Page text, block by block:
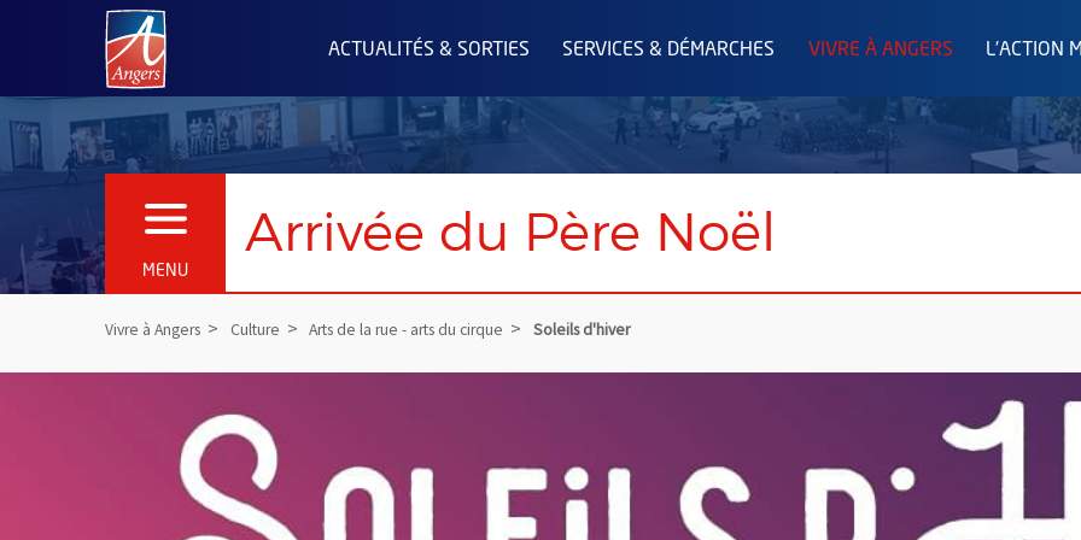
Angers.fr : Retour à l'accueil
ACTUALITÉS & SORTIES SERVICES & DÉMARCHES VIVRE À ANGERS L'ACTION
MENU
OUVRIR LE MENU Arrivée du Père Noël
Vivre à Angers Culture Arts de la rue - arts du cirque Soleils d'hiver